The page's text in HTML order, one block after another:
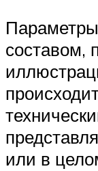
составом,
или в